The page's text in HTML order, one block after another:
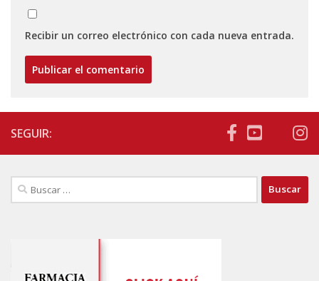
Recibir un correo electrónico con cada nueva entrada.
SEGUIR:
Buscar: